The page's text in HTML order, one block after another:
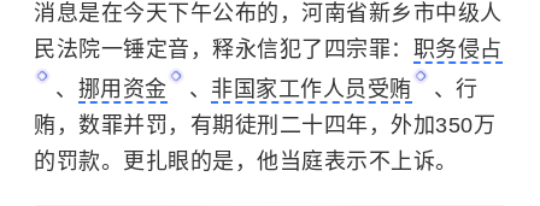
消息是在今天下午公布的，河南省新乡市中级人
民法院一锤定音，释永信犯了四宗罪： 职务侵占
、 挪用资金 、 非国家工作人员受贿
、行
贿，数罪并罚，有期徒刑二十四年，外加350万
的罚款。更扎眼的是，他当庭表示不上诉。